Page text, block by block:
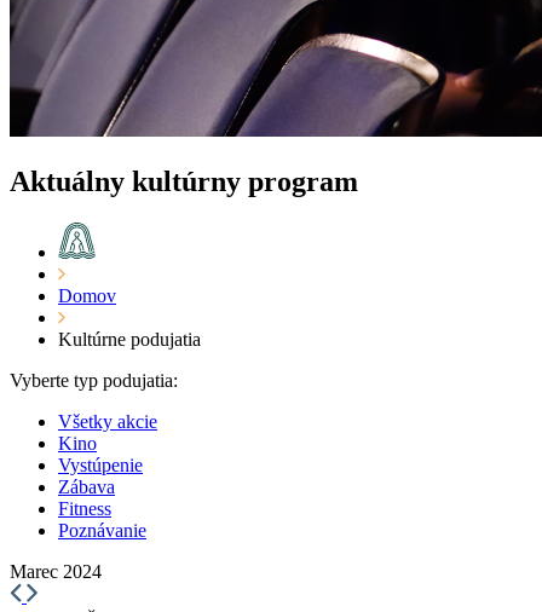
Aktuálny kultúrny program
Domov
Kultúrne podujatia
Vyberte typ podujatia:
Všetky akcie
Kino
Vystúpenie
Zábava
Fitness
Poznávanie
Marec 2024